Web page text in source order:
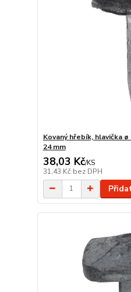
Kovaný hřebík, hlavička
24 mm
38,03 Kč/KS
31,43 Kč bez DPH